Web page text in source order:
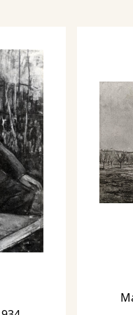
d'Arte di
e gelo in Liguria,
Paesaggio delle
- Liguria,
partecipa alla XX
d'Arte di
dal 25 maggio
Mattino di
nel settembre/
Mostra del
Arti a Napoli,
partecipa alla XXI